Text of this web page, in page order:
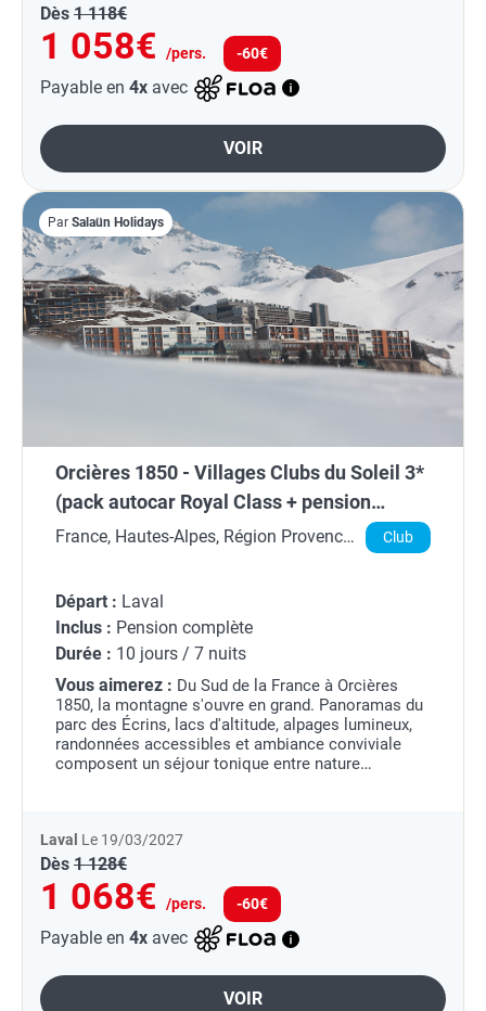
Dès 1 118€
1 058€ /pers. -60€
Payable en 4x avec
VOIR
Par Salaün Holidays
Orcières 1850 - Villages Clubs du Soleil 3*
(pack autocar Royal Class + pension
complète + remontées + matériel ou
France, Hautes-Alpes, Région Provence-
Club
Départ : Laval
Inclus : Pension complète
Durée : 10 jours / 7 nuits
Vous aimerez : Du Sud de la France à Orcières
1850, la montagne s'ouvre en grand. Panoramas du
parc des Écrins, lacs d'altitude, alpages lumineux,
randonnées accessibles et ambiance conviviale
composent un séjour tonique entre nature
Laval Le 19/03/2027
Dès 1 128€
1 068€ /pers. -60€
Payable en 4x avec
VOIR